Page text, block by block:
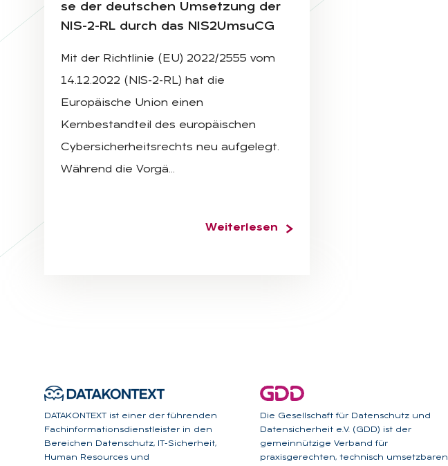
se der deut­schen Um­set­zung der
NIS-2-RL durch das NIS2Um­su­CG
Mit der Richtlinie (EU) 2022/2555 vom
14.12.2022 (NIS-2-RL) hat die
Europäische Union einen
Kernbestandteil des europäischen
Cybersicherheitsrechts neu aufgelegt.
Während die Vorgä…
Weiterlesen
DATAKONTEXT ist einer der führenden
Fachinformationsdienstleister in den
Bereichen Datenschutz, IT-Sicherheit,
Human Resources und
Die Gesellschaft für Datenschutz und
Datensicherheit e.V. (GDD) ist der
gemeinnützige Verband für
praxisgerechten, technisch umsetzbaren